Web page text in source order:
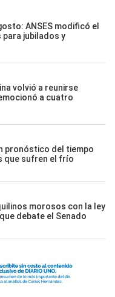
ANSES modificó el
jubilados y
volvió a reunirse
a cuatro
pronóstico del tiempo
que sufren el frío
morosos con la ley
debate el Senado